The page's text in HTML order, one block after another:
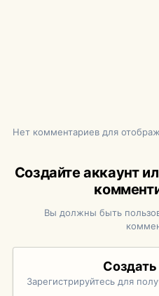
Нет комментариев для
Создайте аккаунт
Вы должны быть
Зарегистрируйтесь для